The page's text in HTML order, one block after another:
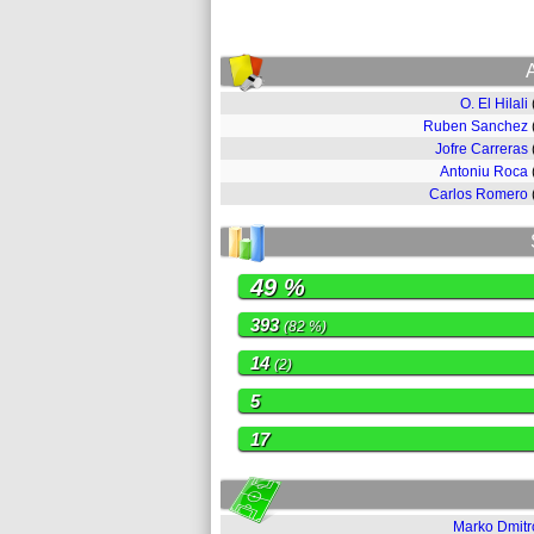
O. El Hilali
Ruben Sanchez
Jofre Carreras
Antoniu Roca
Carlos Romero
49 %
393(82 %)
14 (2)
5
17
Marko